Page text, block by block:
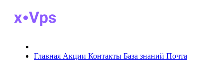
Главная Акции Контакты База знаний Почта